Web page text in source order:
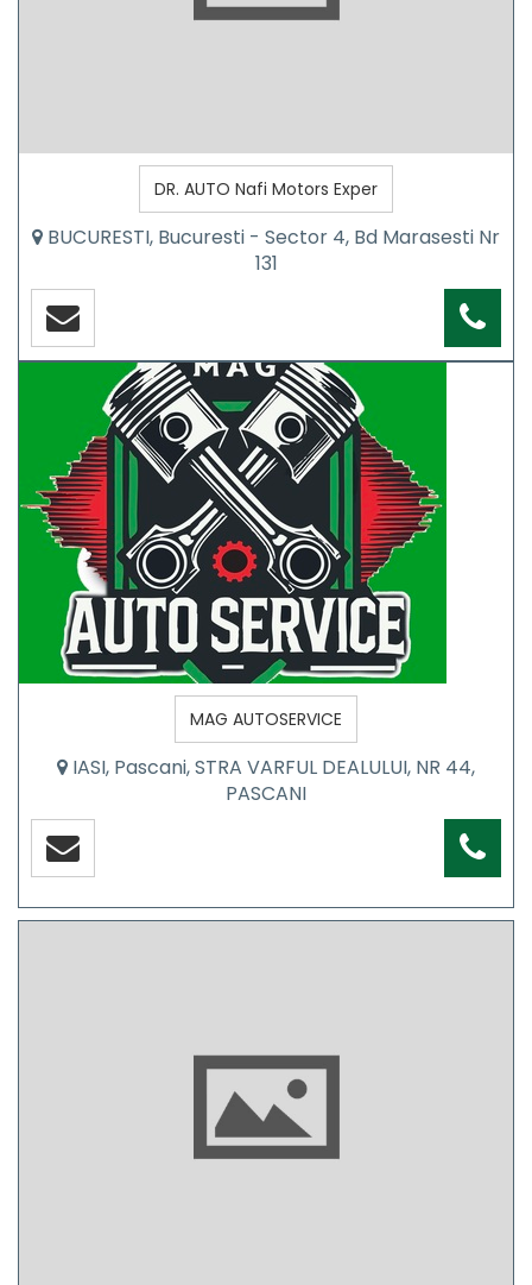
DR. AUTO Nafi Motors Exper
BUCURESTI, Bucuresti - Sector 4, Bd Marasesti Nr
131
MAG AUTOSERVICE
IASI, Pascani, STRA VARFUL DEALULUI, NR 44,
PASCANI